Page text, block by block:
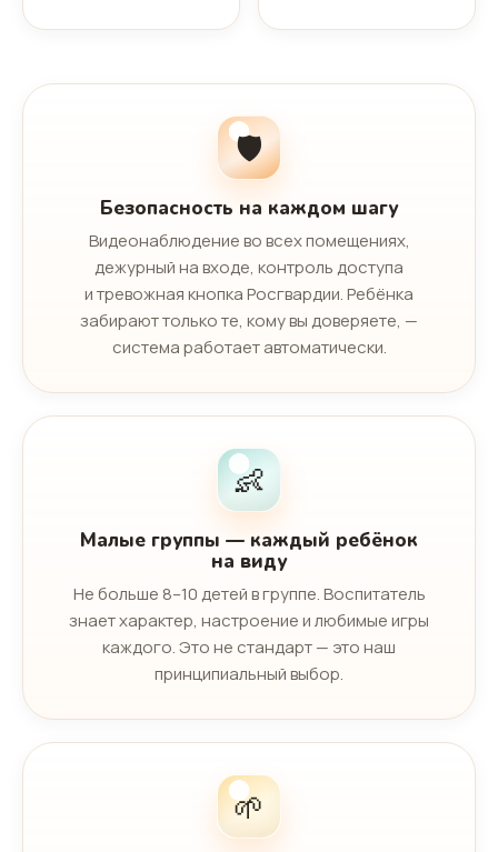
🛡️
Безопасность на каждом шагу
Видеонаблюдение во всех помещениях,
дежурный на входе, контроль доступа
и тревожная кнопка Росгвардии. Ребёнка
забирают только те, кому вы доверяете, —
система работает автоматически.
👶
Малые группы — каждый ребёнок
на виду
Не больше 8–10 детей в группе. Воспитатель
знает характер, настроение и любимые игры
каждого. Это не стандарт — это наш
принципиальный выбор.
🌱